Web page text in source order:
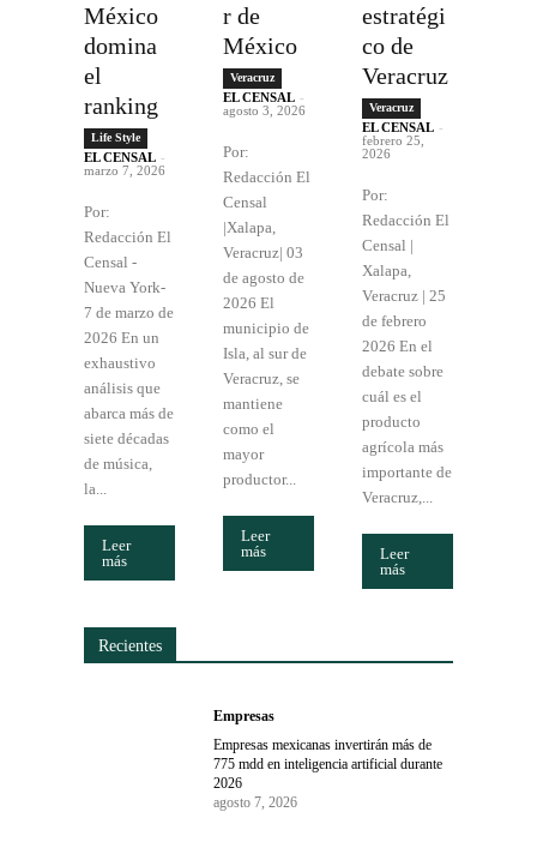
México
domina
el
ranking
Life Style
EL CENSAL -
marzo 7, 2026
Por:
Redacción El
Censal -
Nueva York-
7 de marzo de
2026 En un
exhaustivo
análisis que
abarca más de
siete décadas
de música,
la...
Leer
más
r de
México
Veracruz
EL CENSAL -
agosto 3, 2026
Por:
Redacción El
Censal
|Xalapa,
Veracruz| 03
de agosto de
2026 El
municipio de
Isla, al sur de
Veracruz, se
mantiene
como el
mayor
productor...
Leer
más
estratégi
co de
Veracruz
Veracruz
EL CENSAL -
febrero 25,
2026
Por:
Redacción El
Censal |
Xalapa,
Veracruz | 25
de febrero
2026 En el
debate sobre
cuál es el
producto
agrícola más
importante de
Veracruz,...
Leer
más
Recientes
Empresas
Empresas mexicanas invertirán más de
775 mdd en inteligencia artificial durante
2026
agosto 7, 2026